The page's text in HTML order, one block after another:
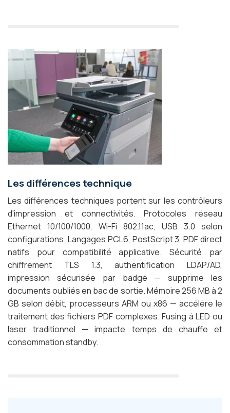
Les différences technique
Les différences techniques portent sur les contrôleurs
d'impression et connectivités. Protocoles réseau
Ethernet 10/100/1000, Wi-Fi 802.11ac, USB 3.0 selon
configurations. Langages PCL6, PostScript 3, PDF direct
natifs pour compatibilité applicative. Sécurité par
chiffrement TLS 1.3, authentification LDAP/AD,
impression sécurisée par badge — supprime les
documents oubliés en bac de sortie. Mémoire 256 MB à 2
GB selon débit, processeurs ARM ou x86 — accélère le
traitement des fichiers PDF complexes. Fusing à LED ou
laser traditionnel — impacte temps de chauffe et
consommation standby.